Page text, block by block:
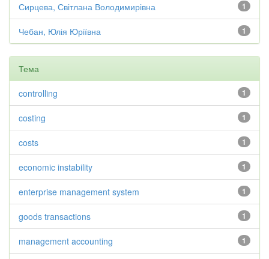
1
Сирцева, Світлана Володимирівна
1
Чебан, Юлія Юріївна
Тема
1
controlling
1
costing
1
costs
1
economic instability
1
enterprise management system
1
goods transactions
1
management accounting